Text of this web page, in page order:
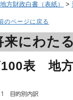
方財政白書（表紙） >
のページに戻る
来にわた
表 地